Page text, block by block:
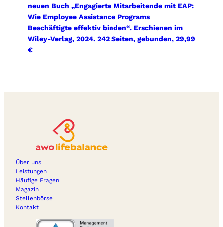
neuen Buch „Engagierte Mitarbeitende mit EAP:
Wie Employee Assistance Programs
Beschäftigte effektiv binden“. Erschienen im
Wiley-Verlag, 2024. 242 Seiten, gebunden, 29,99
€
Über uns
Leistungen
Häufige Fragen
Magazin
Stellenbörse
Kontakt